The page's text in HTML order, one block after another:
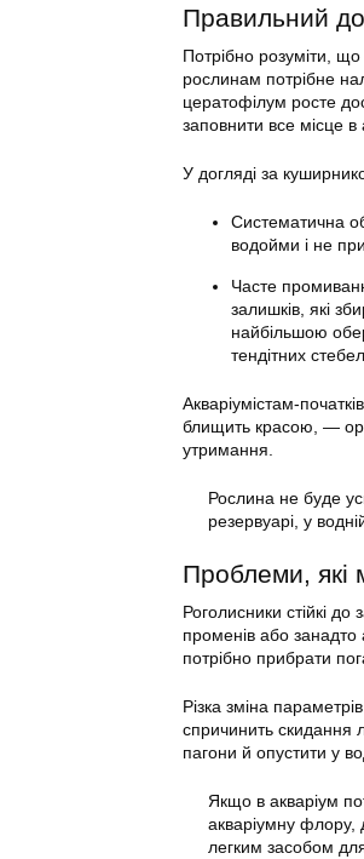
Правильний
Потрібно розуміти, що
рослинам потрібне
цератофілум росте
заповнити все місце в
У догляді за
Систематична
водойми і не
Часте
залишків, які
найбільшою
тендітних стебел.
Акваріумістам-
блищить красою, —
утримання.
Рослина не буде
резервуарі, у
Проблеми, які
Роголисники стійкі
променів або занадто
потрібно прибрати
Різка зміна
спричинить скидання
пагони й опустити у
Якщо в акваріум
акваріумну флору,
легким засобом